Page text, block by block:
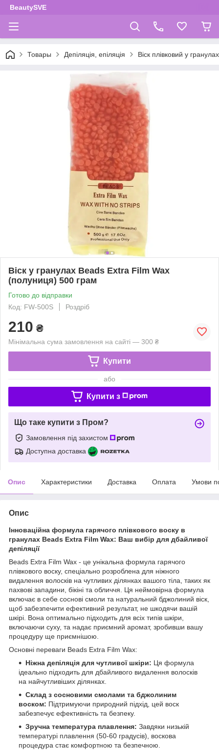
BeautySVE
Товары Депіляція, епіляція Віск плівковий у гранулах
Віск у гранулах Beads Extra Film Wax
(полуниця) 500 грам
Готово до відправки
Код: FW-500S
Роздріб
210 ₴
Мінімальна сума замовлення на сайті — 300 ₴
Купити
або
Купити з
Що таке купити з Пром?
Замовлення під захистом
Доступна доставка
Опис Характеристики Доставка Оплата Умови
Опис
Інноваційна формула гарячого плівкового воску в
гранулах Beads Extra Film Wax: Ваш вибір для дбайливої
депіляції
Beads Extra Film Wax - це унікальна формула гарячого
плівкового воску, спеціально розроблена для ніжного
видалення волосків на чутливих ділянках вашого тіла, таких як
пахвові западини, бікіні та обличчя. Ця неймовірна формула
включає в себе соснові смоли та натуральний бджолиний віск,
щоб забезпечити ефективний результат, не шкодячи вашій
шкірі. Вона оптимально підходить для всіх типів шкіри,
включаючи суху, та надає приємний аромат, зробивши вашу
процедуру ще приємнішою.
Основні переваги Beads Extra Film Wax:
Ніжна депіляція для чутливої шкіри: Ця формула
ідеально підходить для дбайливого видалення волосків
на найчутливіших ділянках.
Склад з сосновими смолами та бджолиним
воском: Підтримуючи природний підхід, цей воск
забезпечує ефективність та безпеку.
Зручна температура плавлення: Завдяки низькій
температурі плавлення (50-60 градусів), воскова
процедура стає комфортною та безпечною.